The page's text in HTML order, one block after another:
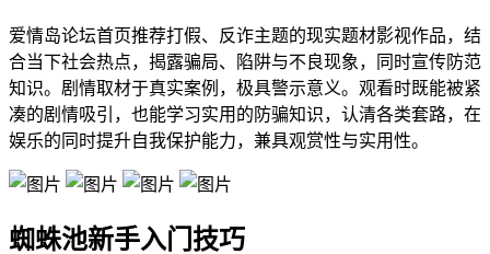
爱情岛论坛首页推荐打假、反诈主题的现实题材影视作品，结
合当下社会热点，揭露骗局、陷阱与不良现象，同时宣传防范
知识。剧情取材于真实案例，极具警示意义。观看时既能被紧
凑的剧情吸引，也能学习实用的防骗知识，认清各类套路，在
娱乐的同时提升自我保护能力，兼具观赏性与实用性。
蜘蛛池新手入门技巧